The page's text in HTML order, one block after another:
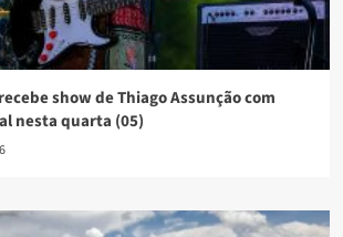
show de Thiago Assunção com
nesta quarta (05)